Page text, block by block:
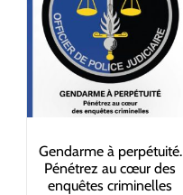
Gendarme à perpétuité.
Pénétrez au cœur des
enquêtes criminelles